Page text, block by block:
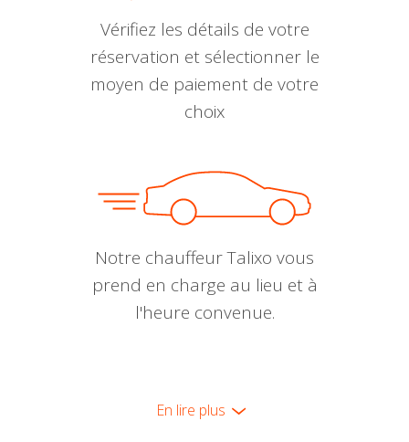
Vérifiez les détails de votre
réservation et sélectionner le
moyen de paiement de votre
choix
Notre chauffeur Talixo vous
prend en charge au lieu et à
l'heure convenue.
En lire plus